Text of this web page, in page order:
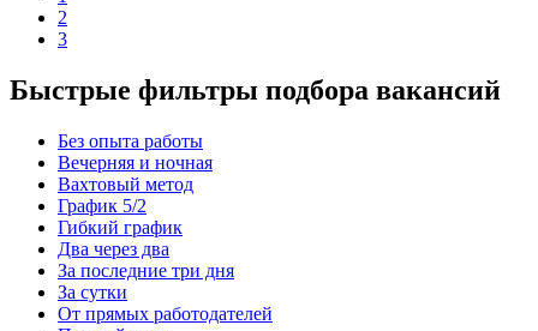
2
3
Быстрые фильтры подбора вакансий
Без опыта работы
Вечерняя и ночная
Вахтовый метод
График 5/2
Гибкий график
Два через два
За последние три дня
За сутки
От прямых работодателей